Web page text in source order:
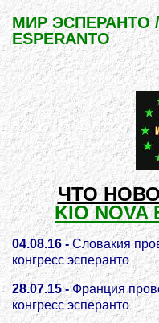
МИР ЭСПЕРАНТО /
ESPERANTO
ЧТО
KIO NOVA
04.08.16 -Словакия
конгресс эсперанто
28.07.15 -Франция
конгресс эсперанто